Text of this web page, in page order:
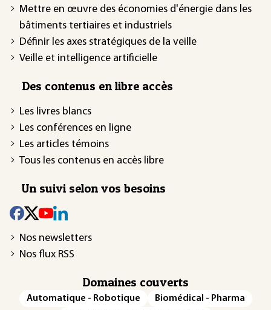
Mettre en œuvre des économies d'énergie dans les
bâtiments tertiaires et industriels
Définir les axes stratégiques de la veille
Veille et intelligence artificielle
Des contenus en libre accès
Les livres blancs
Les conférences en ligne
Les articles témoins
Tous les contenus en accès libre
Un suivi selon vos besoins
Nos newsletters
Nos flux RSS
Domaines couverts
Automatique - Robotique
Biomédical - Pharma